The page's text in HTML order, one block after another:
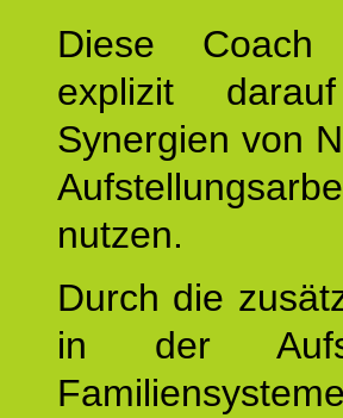
Diese Coach
explizit
Synergien von
nutzen.
Durch die
in der